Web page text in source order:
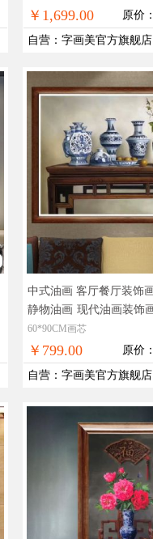
免邮
￥1,699.00 原价
自营 ： 字画美官方旗舰店
中式油画 客厅餐厅装饰
静物油画 现代油画装饰
物
60*90CM画芯
￥799.00 原价
自营 ： 字画美官方旗舰店